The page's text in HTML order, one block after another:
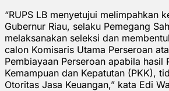
“RUPS LB menyetujui melimpahkan
Gubernur Riau, selaku Pemegang
melaksanakan seleksi dan
calon Komisaris Utama Perseroan
Pembiayaan Perseroan apabila hasil
Kemampuan dan Kepatutan (PKK),
Otoritas Jasa Keuangan,” kata Edi